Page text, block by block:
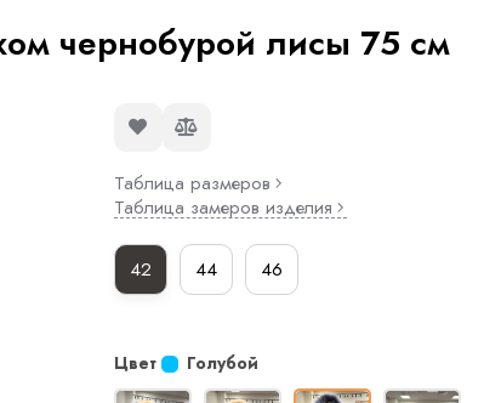
чернобурой лисы 75 см
Таблица размеров
Таблица замеров изделия
42 44 46
Цвет Голубой